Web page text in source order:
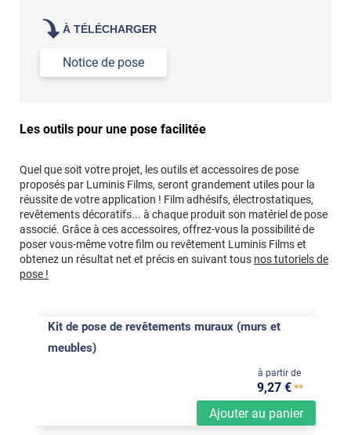
À TÉLÉCHARGER
Notice de pose
Les outils pour une pose facilitée
Quel que soit votre projet, les outils et accessoires de pose
proposés par Luminis Films, seront grandement utiles pour la
réussite de votre application ! Film adhésifs, électrostatiques,
revêtements décoratifs... à chaque produit son matériel de pose
associé. Grâce à ces accessoires, offrez-vous la possibilité de
poser vous-même votre film ou revêtement Luminis Films et
obtenez un résultat net et précis en suivant tous nos tutoriels de
pose !
Kit de pose de revêtements muraux (murs et
meubles)
Ajouter au panier
à partir de
9,27 €**